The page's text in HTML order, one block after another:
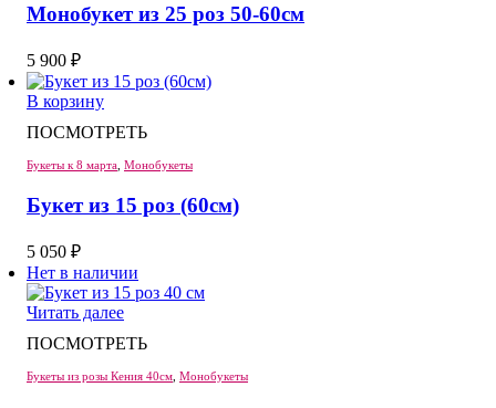
Монобукет из 25 роз 50-60см
5 900 ₽
В корзину
ПОСМОТРЕТЬ
Букеты к 8 марта Монобукеты
Букет из 15 роз (60см)
5 050 ₽
Нет в наличии
Читать далее
ПОСМОТРЕТЬ
Букеты из розы Кения 40см Монобукеты